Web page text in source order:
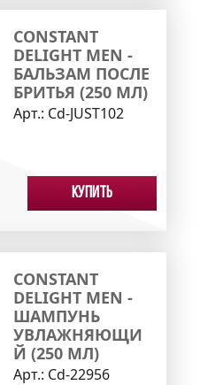
CONSTANT
DELIGHT MEN -
БАЛЬЗАМ ПОСЛЕ
БРИТЬЯ (250 МЛ)
Арт.: Cd-JUST102
Купить
CONSTANT
DELIGHT MEN -
ШАМПУНЬ
УВЛАЖНЯЮЩИ
Й (250 МЛ)
Арт.: Cd-22956